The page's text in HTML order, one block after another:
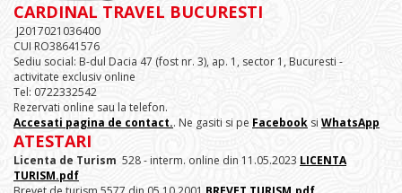
CARDINAL TRAVEL BUCURESTI
J2017021036400
CUI RO38641576
Sediu social: B-dul Dacia 47 (fost nr. 3), ap. 1, sector 1, Bucuresti -
activitate exclusiv online
Tel: 0722332542
Rezervati online sau la telefon.
Accesati pagina de contact.. Ne gasiti si pe Facebook si WhatsApp
ATESTARI
Licenta de Turism 528 - interm. online din 11.05.2023 LICENTA
TURISM.pdf